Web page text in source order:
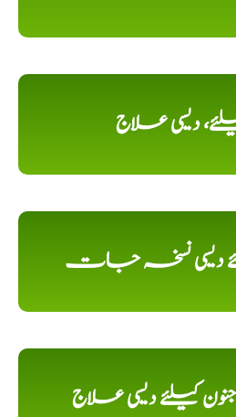
دیسی علاج
دیسی نسخہ جات
جنون کیلئے دیسی علاج